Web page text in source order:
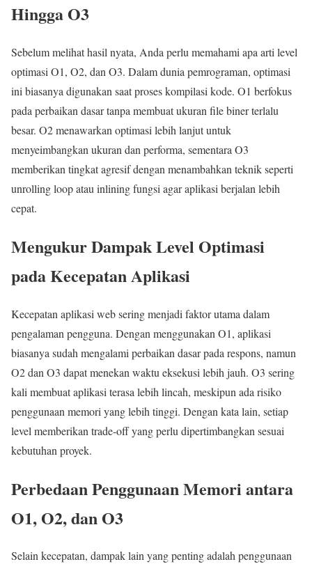
Hingga O3
Sebelum melihat hasil nyata, Anda perlu memahami apa arti level
optimasi O1, O2, dan O3. Dalam dunia pemrograman, optimasi
ini biasanya digunakan saat proses kompilasi kode. O1 berfokus
pada perbaikan dasar tanpa membuat ukuran file biner terlalu
besar. O2 menawarkan optimasi lebih lanjut untuk
menyeimbangkan ukuran dan performa, sementara O3
memberikan tingkat agresif dengan menambahkan teknik seperti
unrolling loop atau inlining fungsi agar aplikasi berjalan lebih
cepat.
Mengukur Dampak Level Optimasi
pada Kecepatan Aplikasi
Kecepatan aplikasi web sering menjadi faktor utama dalam
pengalaman pengguna. Dengan menggunakan O1, aplikasi
biasanya sudah mengalami perbaikan dasar pada respons, namun
O2 dan O3 dapat menekan waktu eksekusi lebih jauh. O3 sering
kali membuat aplikasi terasa lebih lincah, meskipun ada risiko
penggunaan memori yang lebih tinggi. Dengan kata lain, setiap
level memberikan trade-off yang perlu dipertimbangkan sesuai
kebutuhan proyek.
Perbedaan Penggunaan Memori antara
O1, O2, dan O3
Selain kecepatan, dampak lain yang penting adalah penggunaan